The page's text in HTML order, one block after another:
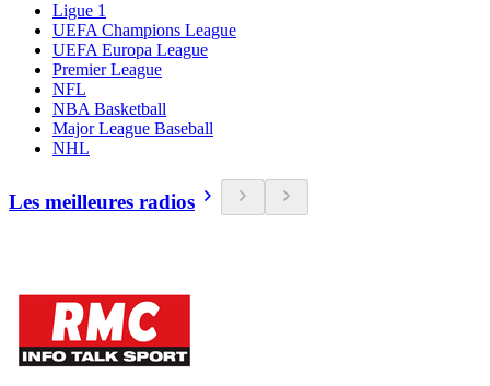
Ligue 1
UEFA Champions League
UEFA Europa League
Premier League
NFL
NBA Basketball
Major League Baseball
NHL
Les meilleures radios